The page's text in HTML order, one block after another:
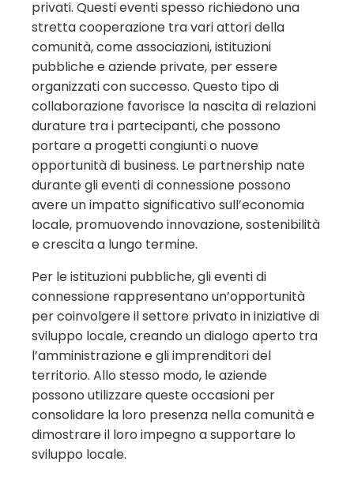
privati. Questi eventi spesso richiedono una
stretta cooperazione tra vari attori della
comunità, come associazioni, istituzioni
pubbliche e aziende private, per essere
organizzati con successo. Questo tipo di
collaborazione favorisce la nascita di relazioni
durature tra i partecipanti, che possono
portare a progetti congiunti o nuove
opportunità di business. Le partnership nate
durante gli eventi di connessione possono
avere un impatto significativo sull’economia
locale, promuovendo innovazione, sostenibilità
e crescita a lungo termine.
Per le istituzioni pubbliche, gli eventi di
connessione rappresentano un’opportunità
per coinvolgere il settore privato in iniziative di
sviluppo locale, creando un dialogo aperto tra
l’amministrazione e gli imprenditori del
territorio. Allo stesso modo, le aziende
possono utilizzare queste occasioni per
consolidare la loro presenza nella comunità e
dimostrare il loro impegno a supportare lo
sviluppo locale.